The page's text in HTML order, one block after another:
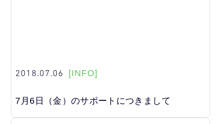
2018.07.06 [INFO]
7月6日（金）のサポートにつきまして